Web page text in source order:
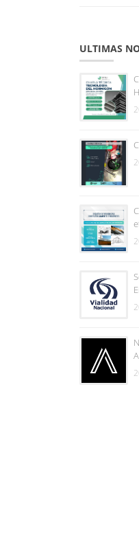
ULTIMAS